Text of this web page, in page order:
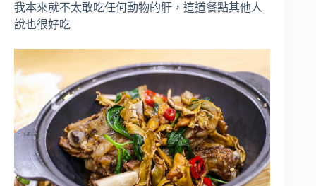
我本來就不太敢吃任何動物的肝，這道餐點其他人
說也很好吃